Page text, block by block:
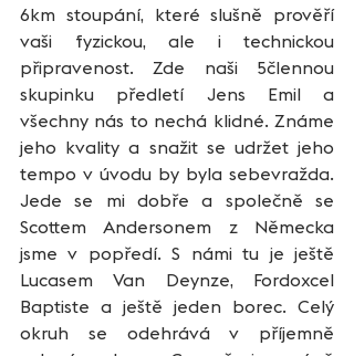
6km stoupání, které slušně prověří
vaši fyzickou, ale i technickou
připravenost. Zde naši 5člennou
skupinku předletí Jens Emil a
všechny nás to nechá klidné. Známe
jeho kvality a snažit se udržet jeho
tempo v úvodu by byla sebevražda.
Jede se mi dobře a společně se
Scottem Andersonem z Německa
jsme v popředí. S námi tu je ještě
Lucasem Van Deynze, Fordoxcel
Baptiste a ještě jeden borec. Celý
okruh se odehrává v příjemně